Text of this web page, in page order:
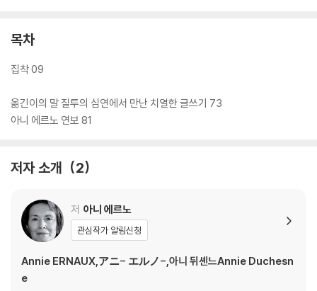
목차
집착 09
옮긴이의 말 질투의 심연에서 만난 치열한 글쓰기 73
아니 에르노 연보 81
저자 소개 2
저 아니 에르노
관심작가 알림신청
Annie ERNAUX,アニ- エルノ-,아니 뒤셴느Annie Duchesn
e